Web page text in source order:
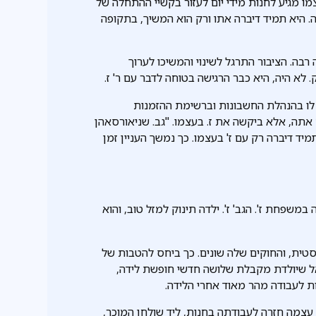
היא תמיד דיברה אתו ורק הוא המשיך, בתקופה
הציבור התרגל לשינוי והמשיכו לערוך
לא היה, היא כבר הרגישה בטוחה לדבר עם ר' ז.
בהנהלת החשבונות וברשימת ההזמנות
אלא ביקשה את ז. בעצמו. "גב. שניאורסאהן
דיברה רק עם ז' בעצמו. כך נמשך העניין זמן
במשפחת ז'. הגב' ז'. ילדה תינוק למזל טוב, והוא
והחוקים שלה שונים. כך ביחס להטבות של
שיולדת מקבלת שלושה חדשי חופשת לידה,
לעבודה מהר מאוד אחרי הלידה.
חזרה לעבודתה בחנות, ליד שולחן המוכר,